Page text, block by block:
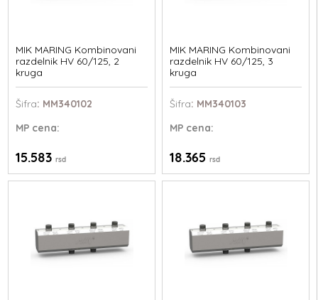
MIK MARING Kombinovani
razdelnik HV 60/125, 2
kruga
Šifra: MM340102
MP cena:
15.583rsd
MIK MARING Kombinovani
razdelnik HV 60/125, 3
kruga
Šifra: MM340103
MPcena:
18.365 rsd